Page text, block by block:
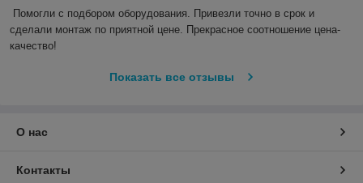
Помогли с подбором оборудования. Привезли точно в срок и
сделали монтаж по приятной цене. Прекрасное соотношение цена-
качество!
Показать все отзывы
О нас
Контакты